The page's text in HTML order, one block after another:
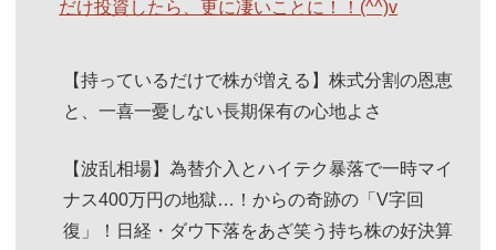
だけ投資したら、更に凄いことに！！(^^)v
【持っているだけで株が増える】株式分割の恩恵
と、一喜一憂しない長期保有の心地よさ
【波乱相場】為替介入とハイテク暴落で一時マイ
ナス400万円の地獄…！からの奇跡の「V字回
復」！日経・ダウ下落をあざ笑う持ち株の好決算